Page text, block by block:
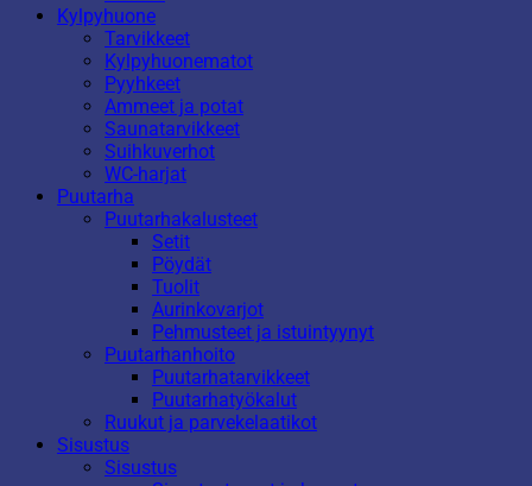
Kylpyhuone
Tarvikkeet
Kylpyhuonematot
Pyyhkeet
Ammeet ja potat
Saunatarvikkeet
Suihkuverhot
WC-harjat
Puutarha
Puutarhakalusteet
Setit
Pöydät
Tuolit
Aurinkovarjot
Pehmusteet ja istuintyynyt
Puutarhanhoito
Puutarhatarvikkeet
Puutarhatyökalut
Ruukut ja parvekelaatikot
Sisustus
Sisustus